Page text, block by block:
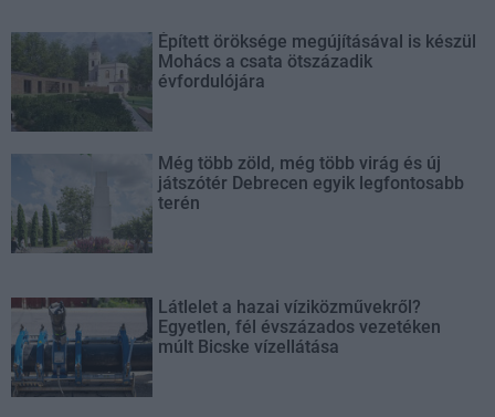
Épített öröksége megújításával is készül
Mohács a csata ötszázadik
évfordulójára
Még több zöld, még több virág és új
játszótér Debrecen egyik legfontosabb
terén
Látlelet a hazai víziközművekről?
Egyetlen, fél évszázados vezetéken
múlt Bicske vízellátása